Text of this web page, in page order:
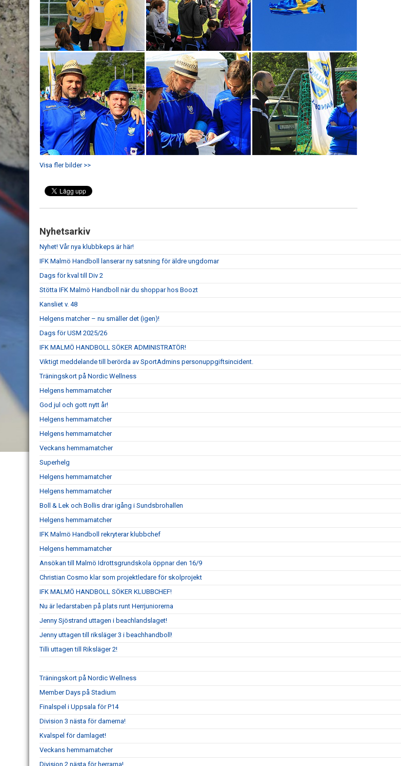
Visa fler bilder >>
Nyhetsarkiv
Nyhet! Vår nya klubbkeps är här!
IFK Malmö Handboll lanserar ny satsning för äldre ungdomar
Dags för kval till Div 2
Stötta IFK Malmö Handboll när du shoppar hos Boozt
Kansliet v. 48
Helgens matcher – nu smäller det (igen)!
Dags för USM 2025/26
IFK MALMÖ HANDBOLL SÖKER ADMINISTRATÖR!
Viktigt meddelande till berörda av SportAdmins personuppgiftsincident.
Träningskort på Nordic Wellness
Helgens hemmamatcher
God jul och gott nytt år!
Helgens hemmamatcher
Helgens hemmamatcher
Veckans hemmamatcher
Superhelg
Helgens hemmamatcher
Helgens hemmamatcher
Boll & Lek och Bollis drar igång i Sundsbrohallen
Helgens hemmamatcher
IFK Malmö Handboll rekryterar klubbchef
Helgens hemmamatcher
Ansökan till Malmö Idrottsgrundskola öppnar den 16/9
Christian Cosmo klar som projektledare för skolprojekt
IFK MALMÖ HANDBOLL SÖKER KLUBBCHEF!
Nu är ledarstaben på plats runt Herrjuniorerna
Jenny Sjöstrand uttagen i beachlandslaget!
Jenny uttagen till riksläger 3 i beachhandboll!
Tilli uttagen till Riksläger 2!
Träningskort på Nordic Wellness
Member Days på Stadium
Finalspel i Uppsala för P14
Division 3 nästa för damerna!
Kvalspel för damlaget!
Veckans hemmamatcher
Division 2 nästa för herrarna!